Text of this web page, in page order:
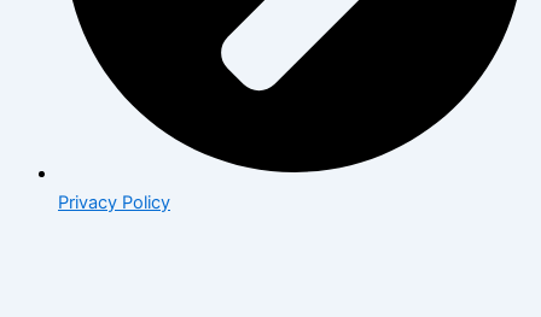
Privacy Policy